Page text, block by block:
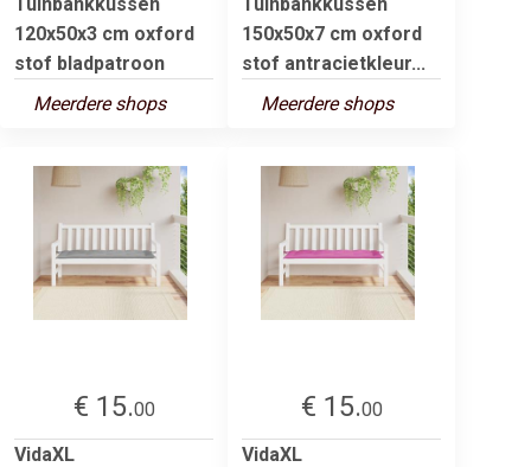
120x50x3 cm oxford
stof bladpatroon
Meerdere shops
150x50x7 cm oxford
stof antracietkleur...
Meerdere shops
€ 15.00
VidaXL
€ 15.00
VidaXL